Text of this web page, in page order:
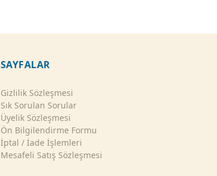
SAYFALAR
Gizlilik Sözleşmesi
Sık Sorulan Sorular
Üyelik Sözleşmesi
Ön Bilgilendirme Formu
İptal / İade İşlemleri
Mesafeli Satış Sözleşmesi